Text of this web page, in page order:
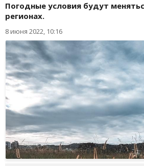
Погодные условия будут
регионах.
8 июня 2022, 10:16